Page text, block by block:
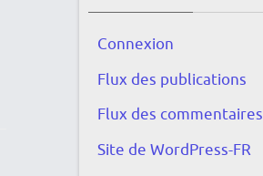
Connexion
Flux des publications
Flux des commentaires
Site de WordPress-FR